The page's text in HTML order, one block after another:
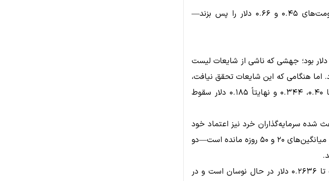
برای شروع ریکاوری، PI نیاز دارد ابتدا مقاومت‌های ۰.۴۵ و ۰.۶۶ دلار را پس بزند—
پی‌نتورک در اوایل سال شاهد جهش تا ۱.۶۵ دلار بود؛ جهشی که ناشی از شایعات لیست
هنگامی که این شایعات تحقق نیافت،
موجی از فروش باعث شد قیمت به‌ترتیب تا ۰.۴۰، ۰.۳۴۴ و نهایتاً ۰.۱۸۵ دلار سقوط
شده سرمایه‌گذاران خرد نیز اعتماد خود
را از دست بدهند. PI طی ماه‌های متوالی زیر میانگین‌های ۲۰ و ۵۰ روزه مانده است—دو
در حال حاضر این توکن در محدوده ۰.۱۹۳۱ تا ۰.۲۶۳۶ دلار در حال نوسان است و در